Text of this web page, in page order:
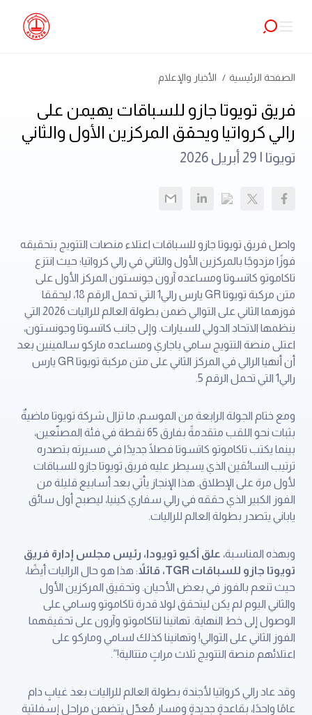
الصفحة الرئيسية الأخبار والإعلام
فريق تويوتا جازو للسباقات يهيمن على
رالي كرواتيا ويحقق المركزين الأول والثاني
تويوتا | 29 أبريل 2026
واصل فريق تويوتا جازو للسباقات اعتلاء منصات التتويج بتحقيقه
فوزًا مزدوجًا بالمركزين الأول والثاني في رالي كرواتيا؛ حيث انتزع
تاكاموتو كاتسوتا ومساعده آرون جونستون المركز الأول على
متن مركبة تويوتا GR يارس رالي1 التي تحمل الرقم 18، ليحققا
فوزهما الثاني على التوالي ضمن بطولة العالم للراليات 2026 التي
ينظمها الاتحاد الدولي للسيارات. وإلى جانب كاتسوتا وجونستون،
اعتلى منصة التتويج سامي باجاري ومساعده ماركو سالمينين بعد
أن أنهيا الرالي في المركز الثاني على متن مركبة تويوتا GR يارس
رالي1 التي تحمل الرقم 5.
ومع ختام الجولة الرابعة من الموسم، ما تزال شركة تويوتا ماضيةٌ
بثبات نحو اللقب متقدمةً بفارق 65 نقطة في فئة المصنّعين،
بينما يكتب تاكاموتو كاتسوتا فصلًا جديدًا في مسيرته بتصدره
ترتيب السائقين الذي يسيطر عليه فريق تويوتا جازو للسباقات
لأول مرة على الإطلاق. هذا الإنجاز يأتي بعد أسابيع قليلة من
الفوز الكبير الذي حققه في رالي سفاري كينيا، ليصبح أول سائق
ياباني يتصدر بطولة العالم للراليات.
وبهذه المناسبة، علق أكيو تويودا، رئيس مجلس إدارة فريق
تويوتا جازو للسباقات TGR، قائلاً: هذا هو حال الراليات أيضًا،
حيث تنعم بالفوز في بعض الأحيان. وتحقيق المركزين الأول
والثاني اليوم لم يكن ليتحقق لولا قدرة تاكاموتو وسامي على
الوصول إلى خط النهاية. تهانينا لتاكاموتو وآرون على تحقيقهما
الفوز الثاني على التوالي! وتهانينا كذلك لسامي وماركو على
اعتلائهم منصة التتويج ثلاث مراتٍ متتالية!”.
وقد عاد رالي كرواتيا لأجندة بطولة العالم للراليات بعد غيابٍ دام
عامًا واحدًا، بقاعدةٍ جديدةٍ ومسارٍ مُعدّلٍ يتضمن مراحل إسفلتية